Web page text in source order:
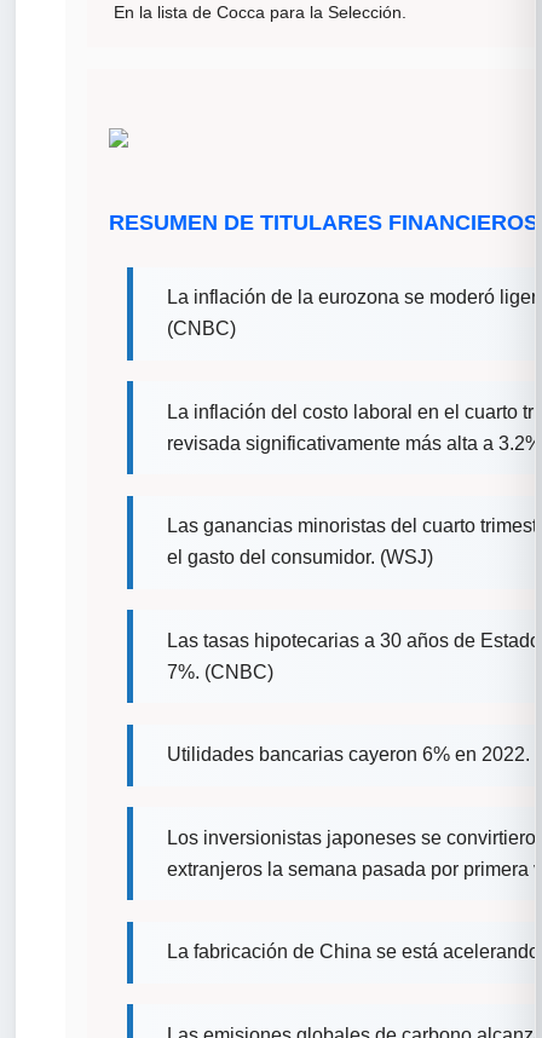
En la lista de Cocca para la Selección.
RESUMEN DE TITULARES FINANCIEROS
La inflación de la eurozona se moderó
(CNBC)
La inflación del costo laboral en el cuarto
revisada significativamente más alta a
Las ganancias minoristas del cuarto
el gasto del consumidor. (WSJ)
Las tasas hipotecarias a 30 años de
7%. (CNBC)
Utilidades bancarias cayeron 6% en 2022.
Los inversionistas japoneses se
extranjeros la semana pasada por primera
La fabricación de China se está